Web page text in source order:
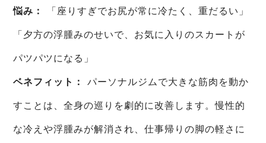
悩み：
「座りすぎでお尻が常に冷たく、重だるい」
「夕方の浮腫みのせいで、お気に入りのスカートが
パツパツになる」
ベネフィット：
パーソナルジムで大きな筋肉を動か
すことは、全身の巡りを劇的に改善します。慢性的
な冷えや浮腫みが解消され、仕事帰りの脚の軽さに